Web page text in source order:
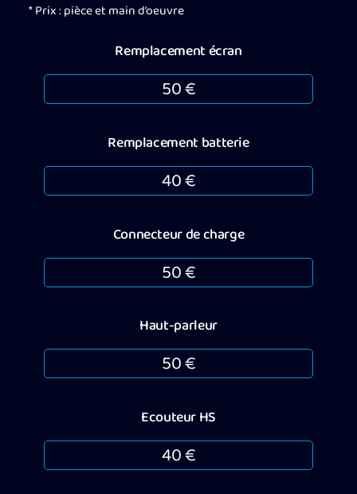
* Prix : pièce et main d’oeuvre
Remplacement écran
50 €
Remplacement batterie
40 €
Connecteur de charge
50 €
Haut-parleur
50 €
Ecouteur HS
40 €